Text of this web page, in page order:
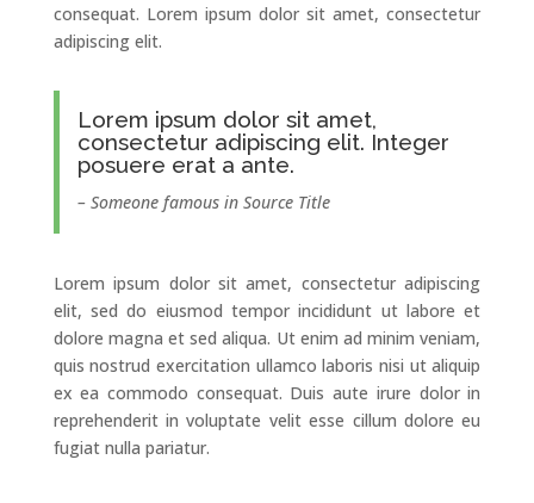
consequat. Lorem ipsum dolor sit amet, consectetur
adipiscing elit.
Lorem ipsum dolor sit amet,
consectetur adipiscing elit. Integer
posuere erat a ante.
– Someone famous in Source Title
Lorem ipsum dolor sit amet, consectetur adipiscing
elit, sed do eiusmod tempor incididunt ut labore et
dolore magna et sed aliqua. Ut enim ad minim veniam,
quis nostrud exercitation ullamco laboris nisi ut aliquip
ex ea commodo consequat. Duis aute irure dolor in
reprehenderit in voluptate velit esse cillum dolore eu
fugiat nulla pariatur.